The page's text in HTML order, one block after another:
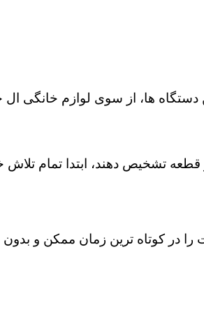
دستگاه ها، از سوی لوازم خانگی
تشخیص دهند، ابتدا تمام تلاش
را در کوتاه ترین زمان ممکن و